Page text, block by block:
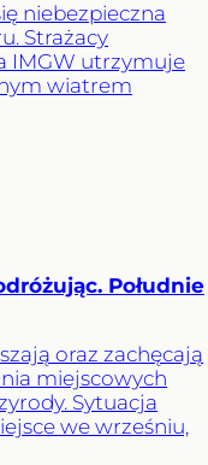
niebezpieczna
Strażacy
IMGW utrzymuje
wiatrem
Południe
oraz zachęcają
miejscowych
Sytuacja
we wrześniu,